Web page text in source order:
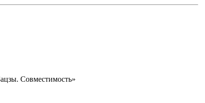
Совместимость»